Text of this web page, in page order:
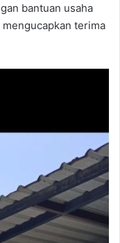
bantuan usaha
terima